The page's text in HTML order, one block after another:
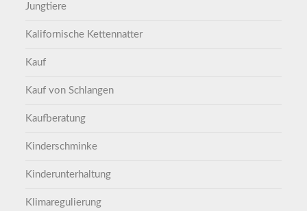
Jungtiere
Kalifornische Kettennatter
Kauf
Kauf von Schlangen
Kaufberatung
Kinderschminke
Kinderunterhaltung
Klimaregulierung